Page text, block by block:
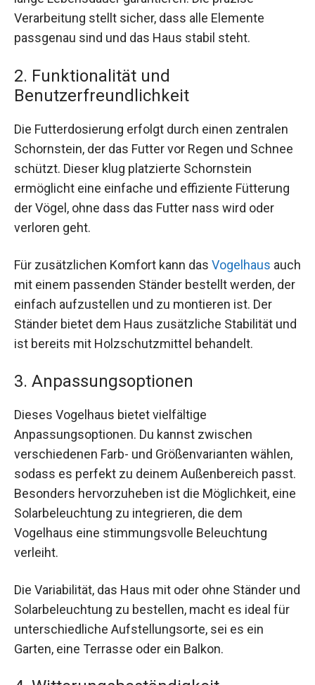
Verarbeitung stellt sicher, dass alle Elemente
passgenau sind und das Haus stabil steht.
2. Funktionalität und
Benutzerfreundlichkeit
Die Futterdosierung erfolgt durch einen zentralen
Schornstein, der das Futter vor Regen und Schnee
schützt. Dieser klug platzierte Schornstein
ermöglicht eine einfache und effiziente Fütterung
der Vögel, ohne dass das Futter nass wird oder
verloren geht.
Für zusätzlichen Komfort kann das Vogelhaus auch
mit einem passenden Ständer bestellt werden, der
einfach aufzustellen und zu montieren ist. Der
Ständer bietet dem Haus zusätzliche Stabilität und
ist bereits mit Holzschutzmittel behandelt.
3. Anpassungsoptionen
Dieses Vogelhaus bietet vielfältige
Anpassungsoptionen. Du kannst zwischen
verschiedenen Farb- und Größenvarianten wählen,
sodass es perfekt zu deinem Außenbereich passt.
Besonders hervorzuheben ist die Möglichkeit, eine
Solarbeleuchtung zu integrieren, die dem
Vogelhaus eine stimmungsvolle Beleuchtung
verleiht.
Die Variabilität, das Haus mit oder ohne Ständer und
Solarbeleuchtung zu bestellen, macht es ideal für
unterschiedliche Aufstellungsorte, sei es ein
Garten, eine Terrasse oder ein Balkon.